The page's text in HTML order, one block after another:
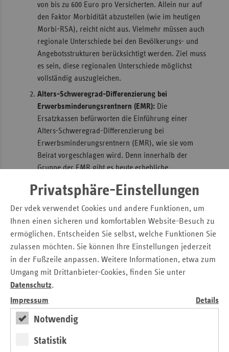
Privatsphäre-Einstellungen
Der vdek verwendet Cookies und andere Funktionen, um
Ihnen einen sicheren und komfortablen Website-Besuch zu
ermöglichen. Entscheiden Sie selbst, welche Funktionen Sie
zulassen möchten. Sie können Ihre Einstellungen jederzeit
in der Fußzeile anpassen. Weitere Informationen, etwa zum
Umgang mit Drittanbieter-Cookies, finden Sie unter
Datenschutz.
Impressum
Details
Notwendig
Statistik
von bis zu 600 Euro pro Versicherten. Allein nur auf
den Faktor Morbidität abzustellen (wie im heutigen
Morbi-RSA), reicht nicht aus. Vielmehr müssen auch
regionale Unterschiede bei den Bevölkerungs- und
Angebotsstrukturen berücksichtigt werden. Ziel muss
es sein, diese regionalen Unterschiede möglichst
vollständig auszugleichen.
Alters-Schweregrad-Differenzierung bei
Erwerbsminderungsrentnern (EMR): Die
Ersatzkassen befürworten die Einführung einer
Alters-Schweregrad-Differenzierung bei
Erwerbsminderungsrentnern (EMR), wie sie vom
Beirat vorgeschlagen wird. Denn innerhalb der
Gruppe der EMR gibt es heute erhebliche
unterschiedlichen Altersklassen: Junge EMR sind
unterdeckt, EMR mit chronischen Krankheiten sind
überdeckt. Der Beirat schlägt eine zusätzliche
Differenzierung nach der Schwere der Krankheit vor.
35-Jährigen mit Erkrankungen der Lunge statt wie
bisher rund 2.600 Euro pro Jahr in Zukunft Zuschläge
in Höhe von 10.000 Euro pro Jahr erhalten.
Altersinteraktionstermen:
Auch die Einführung von
sogenannten Altersinteraktionstermen, wie vom
Vorgesehen ist hier eine Differenzierung von